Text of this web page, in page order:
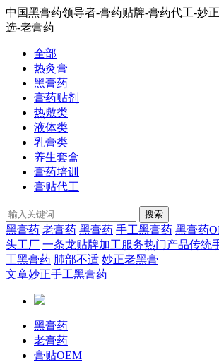
中国黑膏药领导者-膏药贴牌-膏药代工-妙
选-老膏药
全部
热灸膏
黑膏药
膏药贴剂
热敷类
液体类
乳膏类
养生套盒
膏药培训
膏贴代工
搜索
黑膏药 老膏药 黑膏药 手工黑膏药 黑膏药
头工厂 一条龙贴牌加工服务热门产品传统
工黑膏药 肺部不适 妙正老黑膏
文章妙正手工黑膏药
黑膏药
老膏药
膏贴OEM